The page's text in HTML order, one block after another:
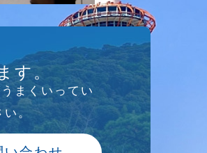
す。
まくいってい
。